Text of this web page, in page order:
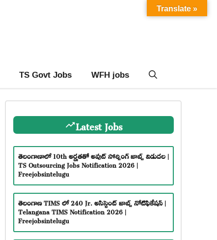
TS Govt Jobs WFH jobs
Latest Jobs
తెలంగాణాలో 10th అర్హతతో అవుట్ సోర్సింగ్ జాబ్స్ విడుదల |
TS Outsourcing Jobs Notification 2026 |
Freejobsintelugu
తెలంగాణ TIMS లో 240 Jr. అసిస్టెంట్ జాబ్స్ నోటిఫికేషన్ |
Telangana TIMS Notification 2026 |
Freejobsintelugu
Translate »